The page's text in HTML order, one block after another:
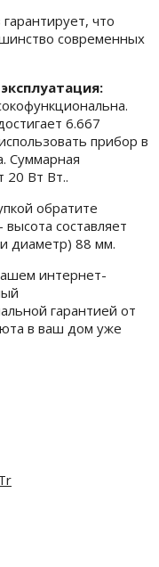
что
современных
6.667
прибор в
Суммарная
20 Вт Вт..
обратите
составляет
диаметр) 88 мм.
интернет-
гарантией от
в ваш дом уже